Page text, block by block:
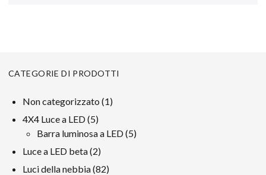
CATEGORIE DI PRODOTTI
Non categorizzato 11
4X4 Luce a LED 55
prodotti
Barra luminosa a LED 55
Luce a LED beta 22
prodotti
Luci della nebbia 8282